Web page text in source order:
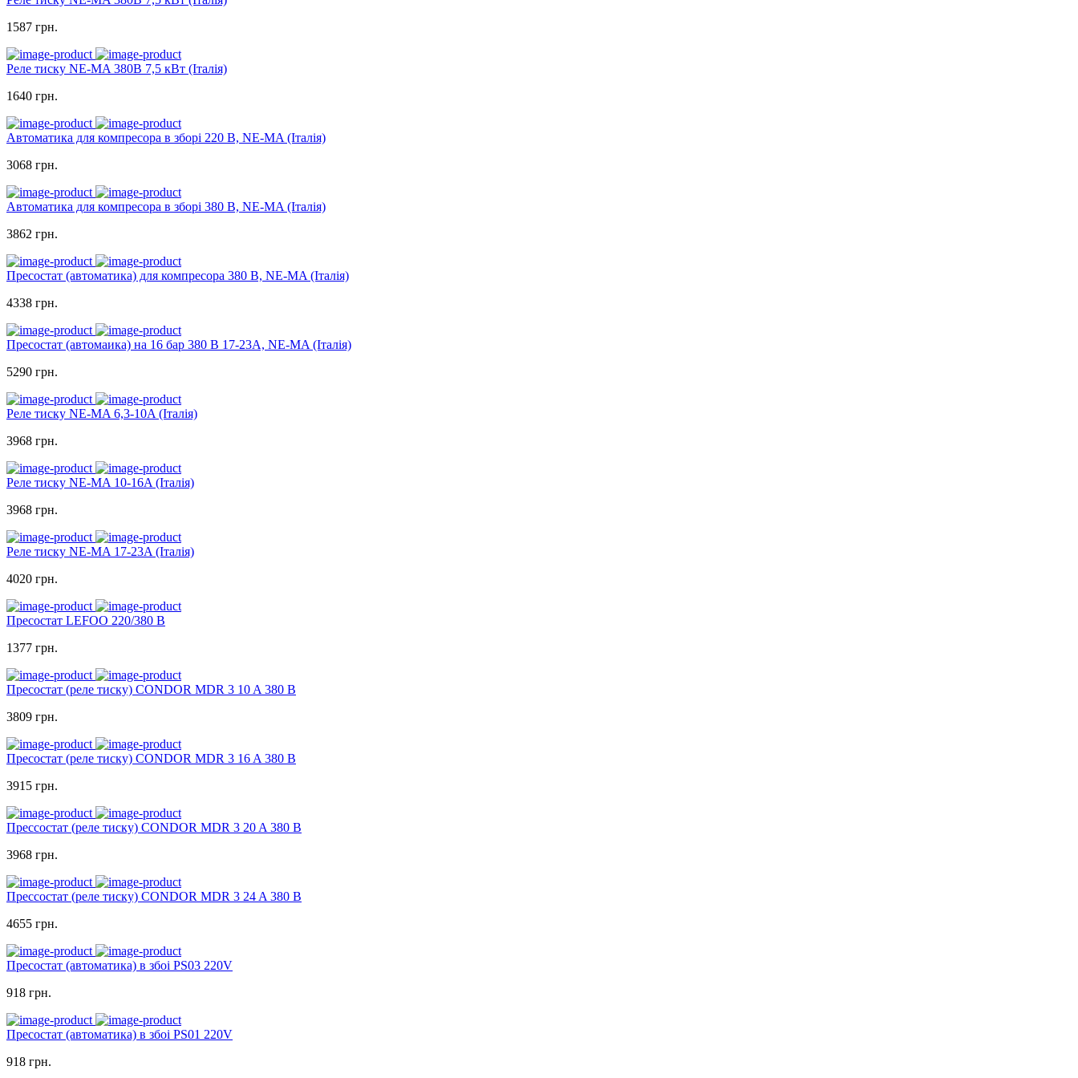
1587 грн.
Реле тиску NE-MA 380В 7,5 кВт (Італія)
1640 грн.
Автоматика для компресора в зборі 220 В, NE-MA (Італія)
3068 грн.
Автоматика для компресора в зборі 380 В, NE-MA (Італія)
3862 грн.
Пресостат (автоматика) для компресора 380 В, NE-MA (Італія)
4338 грн.
Пресостат (автомаика) на 16 бар 380 В 17-23А, NE-MA (Італія)
5290 грн.
Реле тиску NE-MA 6,3-10A (Італія)
3968 грн.
Реле тиску NE-MA 10-16A (Італія)
3968 грн.
Реле тиску NE-MA 17-23A (Італія)
4020 грн.
Пресостат LEFOO 220/380 В
1377 грн.
Пресостат (реле тиску) CONDOR MDR 3 10 A 380 В
3809 грн.
Пресостат (реле тиску) CONDOR MDR 3 16 A 380 В
3915 грн.
Прессостат (реле тиску) CONDOR MDR 3 20 A 380 В
3968 грн.
Прессостат (реле тиску) CONDOR MDR 3 24 A 380 В
4655 грн.
Пресостат (автоматика) в збоі PS03 220V
918 грн.
Пресостат (автоматика) в збоі PS01 220V
918 грн.